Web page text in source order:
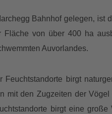
Bahnhof gelegen, ist
Fläche von über 400 ha
Auvorlandes.
Feuchtstandorte birgt
mit den Zugzeiten der
birgt eine